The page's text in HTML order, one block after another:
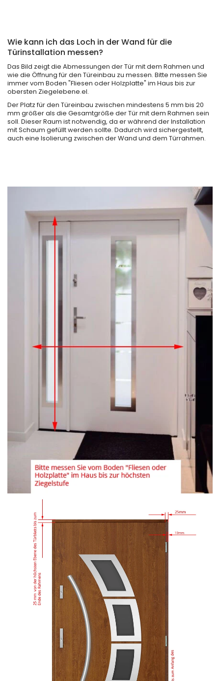
Wie kann ich das Loch in der Wand für die
Türinstallation messen?
Das Bild zeigt die Abmessungen der Tür mit dem Rahmen und
wie die Öffnung für den Türeinbau zu messen. Bitte messen Sie
immer vom Boden "Fliesen oder Holzplatte" im Haus bis zur
obersten Ziegelebene.el.
Der Platz für den Türeinbau zwischen mindestens 5 mm bis 20
mm größer als die Gesamtgröße der Tür mit dem Rahmen sein
soll. Dieser Raum ist notwendig, da er während der Installation
mit Schaum gefüllt werden sollte. Dadurch wird sichergestellt,
auch eine Isolierung zwischen der Wand und dem Türrahmen.